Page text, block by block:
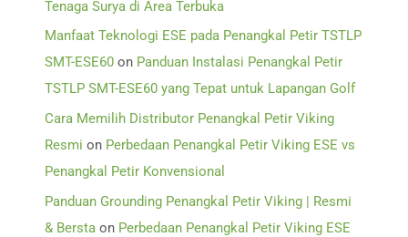
Tenaga Surya di Area Terbuka
Manfaat Teknologi ESE pada Penangkal Petir TSTLP
SMT-ESE60 on Panduan Instalasi Penangkal Petir
TSTLP SMT-ESE60 yang Tepat untuk Lapangan Golf
Cara Memilih Distributor Penangkal Petir Viking
Resmi on Perbedaan Penangkal Petir Viking ESE vs
Penangkal Petir Konvensional
Panduan Grounding Penangkal Petir Viking | Resmi
& Bersta on Perbedaan Penangkal Petir Viking ESE